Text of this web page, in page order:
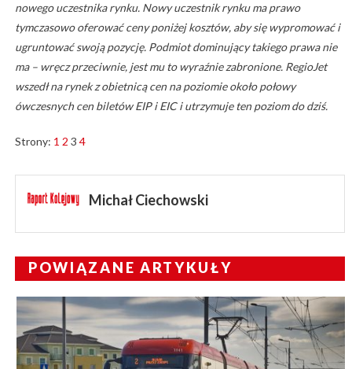
nowego uczestnika rynku. Nowy uczestnik rynku ma prawo
tymczasowo oferować ceny poniżej kosztów, aby się wypromować i
ugruntować swoją pozycję. Podmiot dominujący takiego prawa nie
ma – wręcz przeciwnie, jest mu to wyraźnie zabronione. RegioJet
wszedł na rynek z obietnicą cen na poziomie około połowy
ówczesnych cen biletów EIP i EIC i utrzymuje ten poziom do dziś.
Strony: 1 2 3 4
Michał Ciechowski
POWIĄZANE ARTYKUŁY